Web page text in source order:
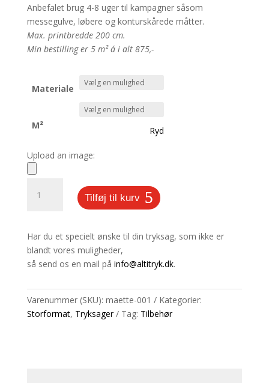
Anbefalet brug 4-8 uger til kampagner såsom
messegulve, løbere og konturskårede måtter.
Max. printbredde 200 cm.
Min bestilling er 5 m² á i alt 875,-
Materiale
M² Ryd
Upload an image:
måtte
Tilføj til kurv
Har du et specielt ønske til din tryksag, som ikke er
blandt vores muligheder,
så send os en mail på info@altitryk.dk.
Varenummer (SKU): maette-001
Kategorier:
Storformat, Tryksager Tag: Tilbehør